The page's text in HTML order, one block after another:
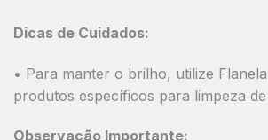
Dicas de Cuidados:
• Para manter o brilho, utilize
produtos específicos para limpeza
Observação Importante: